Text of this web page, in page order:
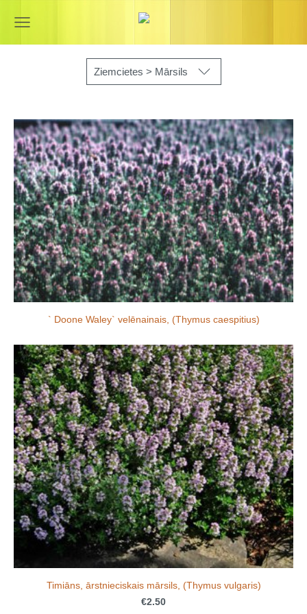
Ziemcietes > Mārsils
` Doone Waley` velēnainais, (Thymus caespitius)
Timiāns, ārstnieciskais mārsils, (Thymus vulgaris)
€2.50